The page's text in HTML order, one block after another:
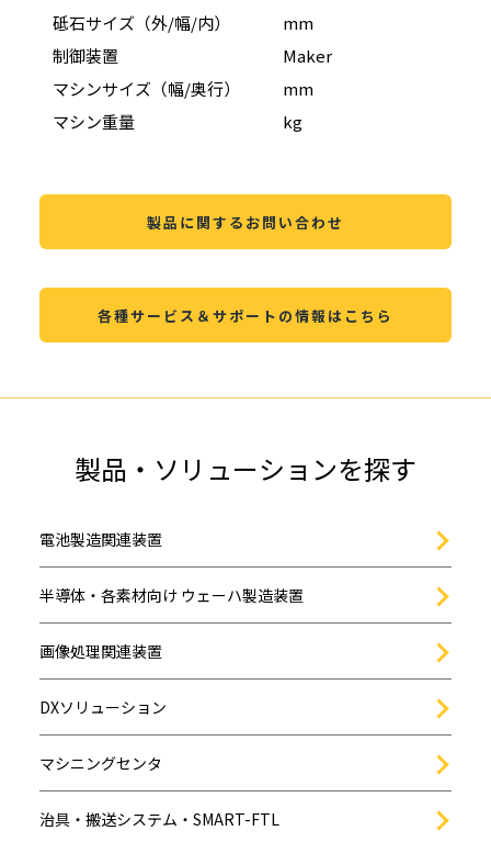
砥石サイズ（外/幅/内）
mm
制御装置
Maker
マシンサイズ（幅/奥行）
mm
マシン重量
kg
製品に関するお問い合わせ
各種サービス＆サポートの情報はこちら
製品・ソリューションを探す
電池製造関連装置
半導体・各素材向け ウェーハ製造装置
画像処理関連装置
DXソリューション
マシニングセンタ
治具・搬送システム・SMART-FTL